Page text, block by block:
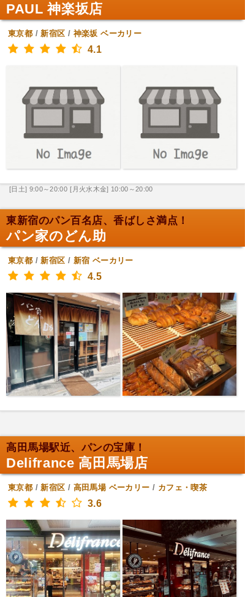
PAUL 神楽坂店
東京都 /新宿区 / 神楽坂 ベーカリー
4.1
[日土] 9:00～20:00 [月火水木金] 10:00～20:00
東新宿のパン百名店、香ばしさ満点！
パン家のどん助
東京都 /新宿区 / 新宿 ベーカリー
4.5
高田馬場駅近、パンの宝庫！
Delifrance 高田馬場店
東京都 /新宿区 / 高田馬場 ベーカリー / カフェ・喫茶
3.6